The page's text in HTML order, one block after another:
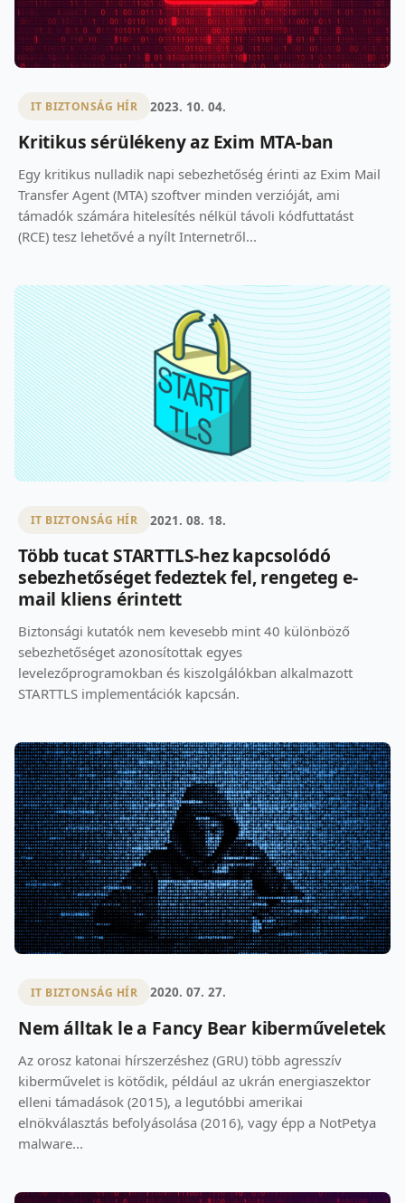
IT BIZTONSÁG HÍR 2023. 10. 04.
Kritikus sérülékeny az Exim MTA-ban
Egy kritikus nulladik napi sebezhetőség érinti az Exim Mail
Transfer Agent (MTA) szoftver minden verzióját, ami
támadók számára hitelesítés nélkül távoli kódfuttatást
(RCE) tesz lehetővé a nyílt Internetről...
IT BIZTONSÁG HÍR 2021. 08. 18.
Több tucat STARTTLS-hez kapcsolódó
sebezhetőséget fedeztek fel, rengeteg e-
mail kliens érintett
Biztonsági kutatók nem kevesebb mint 40 különböző
sebezhetőséget azonosítottak egyes
levelezőprogramokban és kiszolgálókban alkalmazott
STARTTLS implementációk kapcsán.
IT BIZTONSÁG HÍR 2020. 07. 27.
Nem álltak le a Fancy Bear kiberműveletek
Az orosz katonai hírszerzéshez (GRU) több agresszív
kiberművelet is kötődik, például az ukrán energiaszektor
elleni támadások (2015), a legutóbbi amerikai
elnökválasztás befolyásolása (2016), vagy épp a NotPetya
malware...